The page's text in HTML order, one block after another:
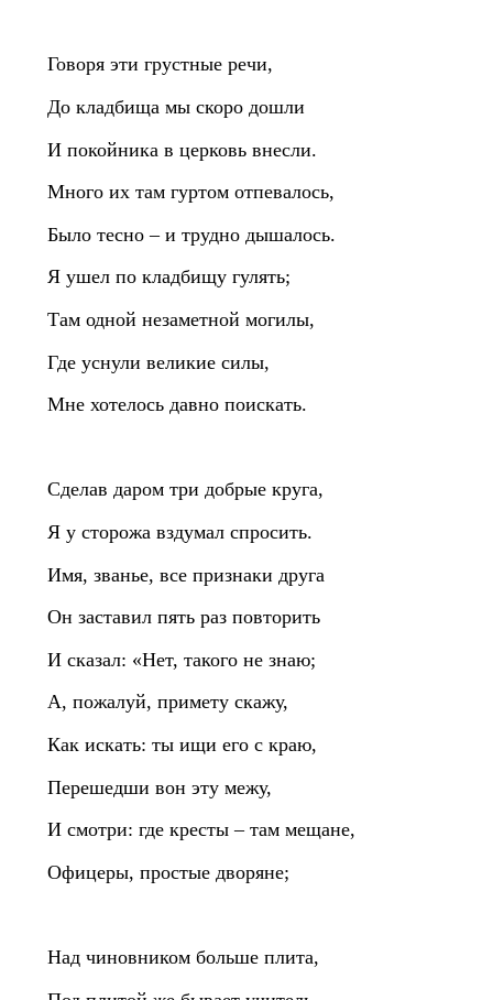
Говоря эти грустные речи,
До кладбища мы скоро дошли
И покойника в церковь внесли.
Много их там гуртом отпевалось,
Было тесно – и трудно дышалось.
Я ушел по кладбищу гулять;
Там одной незаметной могилы,
Где уснули великие силы,
Мне хотелось давно поискать.
Сделав даром три добрые круга,
Я у сторожа вздумал спросить.
Имя, званье, все признаки друга
Он заставил пять раз повторить
И сказал: «Нет, такого не знаю;
А, пожалуй, примету скажу,
Как искать: ты ищи его с краю,
Перешедши вон эту межу,
И смотри: где кресты – там мещане,
Офицеры, простые дворяне;
Над чиновником больше плита,